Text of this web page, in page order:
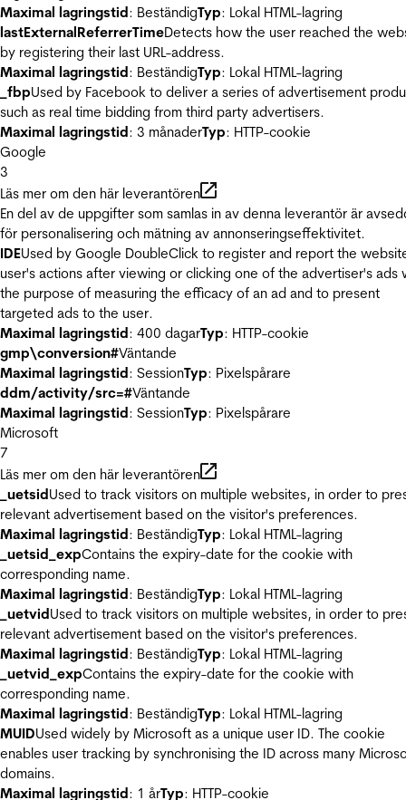
Maximal lagringstid: BeständigTyp: Lokal HTML-lagring
lastExternalReferrerTimeDetects how the user reached the
by registering their last URL-address.
Maximal lagringstid: BeständigTyp: Lokal HTML-lagring
_fbpUsed by Facebook to deliver a series of advertisement
such as real time bidding from third party advertisers.
Maximal lagringstid: 3 månaderTyp: HTTP-cookie
Google
3
Läs mer om den här leverantören
En del av de uppgifter som samlas in av denna leverantör är
för personalisering och mätning av annonseringseffektivitet.
IDEUsed by Google DoubleClick to register and report the
user's actions after viewing or clicking one of the advertiser's ads
the purpose of measuring the efficacy of an ad and to present
targeted ads to the user.
Maximal lagringstid: 400 dagarTyp: HTTP-cookie
gmp\conversion#Väntande
Maximal lagringstid: SessionTyp: Pixelspårare
ddm/activity/src=#Väntande
Maximal lagringstid: SessionTyp: Pixelspårare
Microsoft
7
Läs mer om den här leverantören
_uetsidUsed to track visitors on multiple websites, in order to
relevant advertisement based on the visitor's preferences.
Maximal lagringstid: BeständigTyp: Lokal HTML-lagring
_uetsid_expContains the expiry-date for the cookie with
corresponding name.
Maximal lagringstid: BeständigTyp: Lokal HTML-lagring
_uetvidUsed to track visitors on multiple websites, in order to
relevant advertisement based on the visitor's preferences.
Maximal lagringstid: BeständigTyp: Lokal HTML-lagring
_uetvid_expContains the expiry-date for the cookie with
corresponding name.
Maximal lagringstid: BeständigTyp: Lokal HTML-lagring
MUIDUsed widely by Microsoft as a unique user ID. The cookie
enables user tracking by synchronising the ID across many
domains.
Maximal lagringstid: 1 årTyp: HTTP-cookie